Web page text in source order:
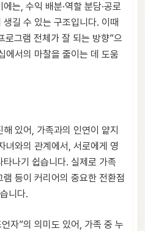
는, 수익 배분·역할 분담·공로
길 수 있는 구조입니다. 이때
로그램 전체가 잘 되는 방향”으
에서의 마찰을 줄이는 데 도움
해 있어, 가족과의 인연이 얕지
녀와의 관계에서, 서로에게 영
나기 쉽습니다. 실제로 가족
등이 커리어의 중요한 전환점
니다.
자”의 의미도 있어, 가족 중 누